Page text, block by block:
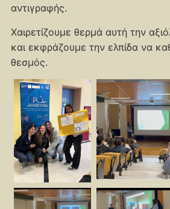
αντιγραφής.
Χαιρετίζουμε θερμά αυτή την
και εκφράζουμε την ελπίδα να
θεσμός.